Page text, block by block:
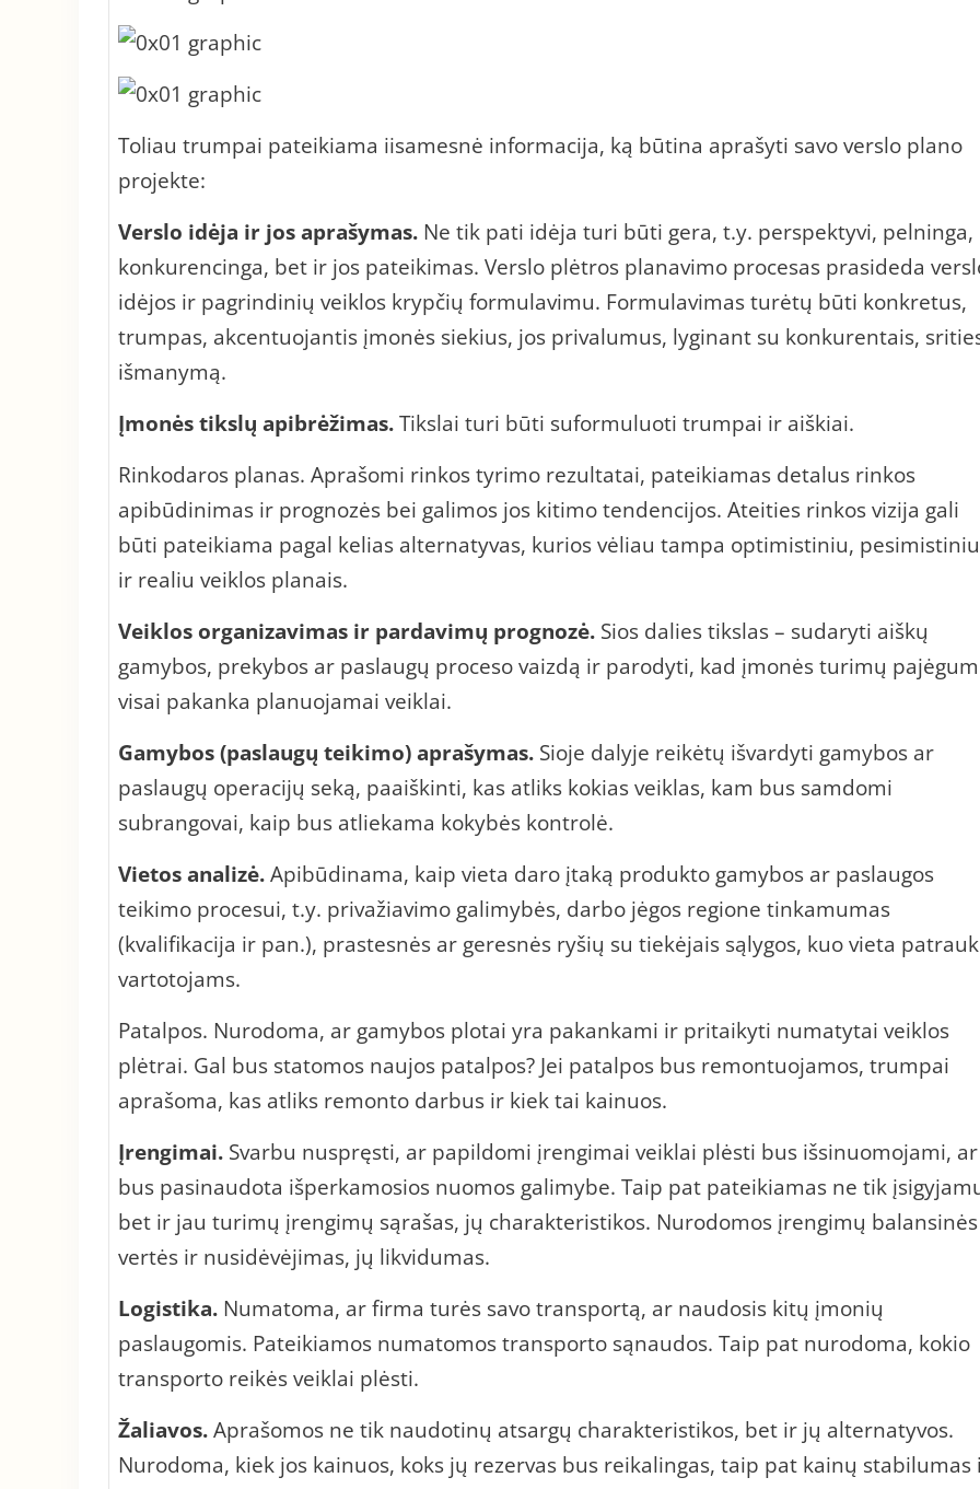
Toliau trumpai pateikiama iisamesnė informacija, ką būtina aprašyti savo verslo plano
projekte:
Verslo idėja ir jos aprašymas. Ne tik pati idėja turi būti gera, t.y. perspektyvi, pelninga,
konkurencinga, bet ir jos pateikimas. Verslo plėtros planavimo procesas prasideda
idėjos ir pagrindinių veiklos krypčių formulavimu. Formulavimas turėtų būti konkretus,
trumpas, akcentuojantis įmonės siekius, jos privalumus, lyginant su konkurentais,
išmanymą.
Įmonės tikslų apibrėžimas.Tikslai turi būti suformuluoti trumpai ir aiškiai.
Rinkodaros planas. Aprašomi rinkos tyrimo rezultatai, pateikiamas detalus rinkos
apibūdinimas ir prognozės bei galimos jos kitimo tendencijos. Ateities rinkos vizija gali
būti pateikiama pagal kelias alternatyvas, kurios vėliau tampa optimistiniu, pesimistiniu
ir realiu veiklos planais.
Veiklos organizavimas ir pardavimų prognozė. Sios dalies tikslas – sudaryti aiškų
gamybos, prekybos ar paslaugų proceso vaizdą ir parodyti, kad įmonės turimų
visai pakanka planuojamai veiklai.
Gamybos (paslaugų teikimo) aprašymas. Sioje dalyje reikėtų išvardyti gamybos ar
paslaugų operacijų seką, paaiškinti, kas atliks kokias veiklas, kam bus samdomi
subrangovai, kaip bus atliekama kokybės kontrolė.
Vietos analizė.Apibūdinama, kaip vieta daro įtaką produkto gamybos ar paslaugos
teikimo procesui, t.y. privažiavimo galimybės, darbo jėgos regione tinkamumas
(kvalifikacija ir pan.), prastesnės ar geresnės ryšių su tiekėjais sąlygos, kuo vieta
vartotojams.
Patalpos. Nurodoma, ar gamybos plotai yra pakankami ir pritaikyti numatytai veiklos
plėtrai. Gal bus statomos naujos patalpos? Jei patalpos bus remontuojamos, trumpai
aprašoma, kas atliks remonto darbus ir kiek tai kainuos.
Įrengimai. Svarbu nuspręsti, ar papildomi įrengimai veiklai plėsti bus išsinuomojami, ar
bus pasinaudota išperkamosios nuomos galimybe. Taip pat pateikiamas ne tik
bet ir jau turimų įrengimų sąrašas, jų charakteristikos. Nurodomos įrengimų balansinės
vertės ir nusidėvėjimas, jų likvidumas.
Logistika. Numatoma, ar firma turės savo transportą, ar naudosis kitų įmonių
paslaugomis. Pateikiamos numatomos transporto sąnaudos. Taip pat nurodoma, kokio
transporto reikės veiklai plėsti.
Žaliavos.Aprašomos ne tik naudotinų atsargų charakteristikos, bet ir jų alternatyvos.
Nurodoma, kiek jos kainuos, koks jų rezervas bus reikalingas, taip pat kainų stabilumas